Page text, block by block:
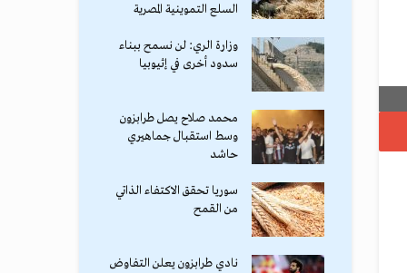
السلع التموينية المصرية
وزارة الري: لن نسمح ببناء
سدود أخرى في إثيوبيا
محمد صلاح يصل طرابزون
وسط استقبال جماهيري
حاشد
سوريا تحقق الاكتفاء الذاتي
من القمح
نادي طرابزون يعلن التفاوض